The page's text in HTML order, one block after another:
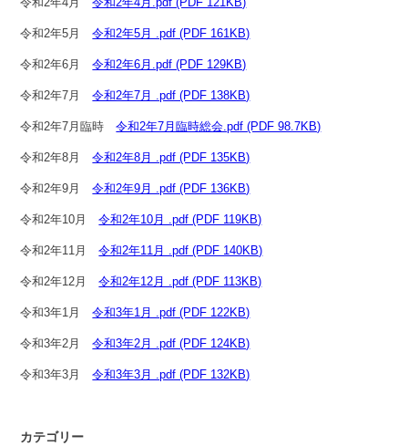
令和2年5月令和2年5月 .pdf (PDF 161KB)
令和2年6月令和2年6月.pdf (PDF 129KB)
令和2年7月令和2年7月 .pdf (PDF 138KB)
令和2年7月臨時令和2年7月臨時総会.pdf (PDF 98.7KB)
令和2年8月令和2年8月 .pdf (PDF 135KB)
令和2年9月令和2年9月 .pdf (PDF 136KB)
令和2年10月令和2年10月 .pdf (PDF 119KB)
令和2年11月令和2年11月 .pdf (PDF 140KB)
令和2年12月令和2年12月 .pdf (PDF 113KB)
令和3年1月令和3年1月 .pdf (PDF 122KB)
令和3年2月令和3年2月 .pdf (PDF 124KB)
令和3年3月令和3年3月 .pdf (PDF 132KB)
カテゴリー